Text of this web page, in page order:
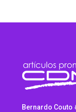
Bernardo Couto